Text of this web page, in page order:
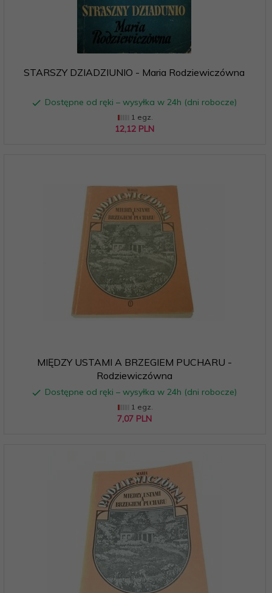
STARSZY DZIADZIUNIO - Maria Rodziewiczówna
Dostępne od ręki – wysyłka w 24h (dni robocze)
1 egz.
12,12 PLN
MIĘDZY USTAMI A BRZEGIEM PUCHARU -
Rodziewiczówna
Dostępne od ręki – wysyłka w 24h (dni robocze)
1 egz.
7,07 PLN